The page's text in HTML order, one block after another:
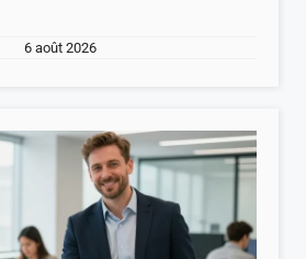
6 août 2026